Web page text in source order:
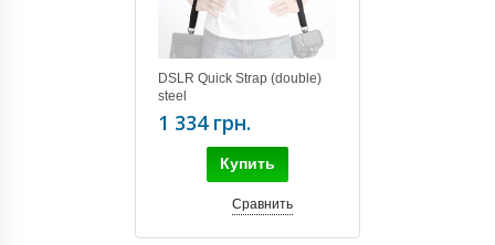
DSLR Quick Strap (double)
steel
1 334 грн.
Купить
Сравнить